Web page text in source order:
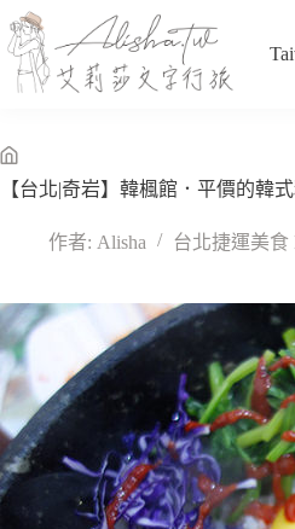
至
主
容
無【台北|奇岩】韓楓館．平價的韓
作者: Alisha 台北捷運美食